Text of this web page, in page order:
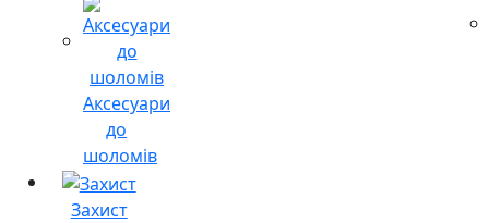
Аксесуари
до
шоломів
Захист